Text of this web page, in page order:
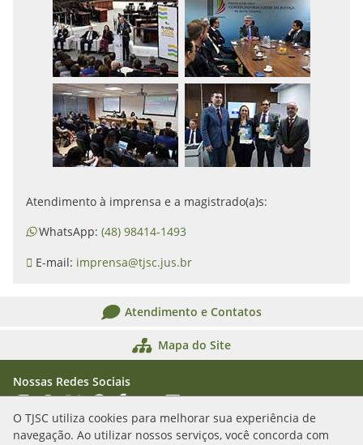
O TJSC utiliza cookies para melhorar sua experiência de
navegação. Ao utilizar nossos serviços, você concorda com
Atendimento à imprensa e a magistrado(a)s:
WhatsApp: (48) 98414-1493
E-mail: imprensa@tjsc.jus.br
Atendimento e Contatos
Mapa do Site
Nossas Redes Sociais
Acessar Instagram
Acessar WhatsApp
Acessar XAcessar Threads
Acessar Facebook
Acessar YouTube
Acessar Flickr
Acessar SoundCloud